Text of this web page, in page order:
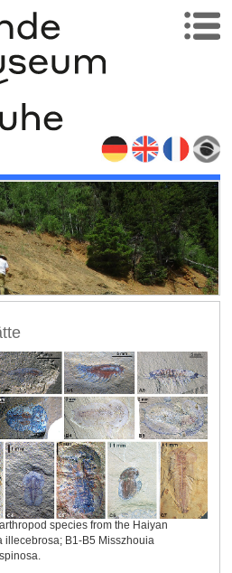
species from the Haiyan
illecebrosa; B1-B5 Misszhouia